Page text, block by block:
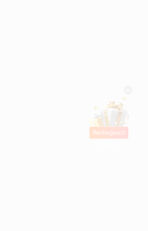
Werbegesch